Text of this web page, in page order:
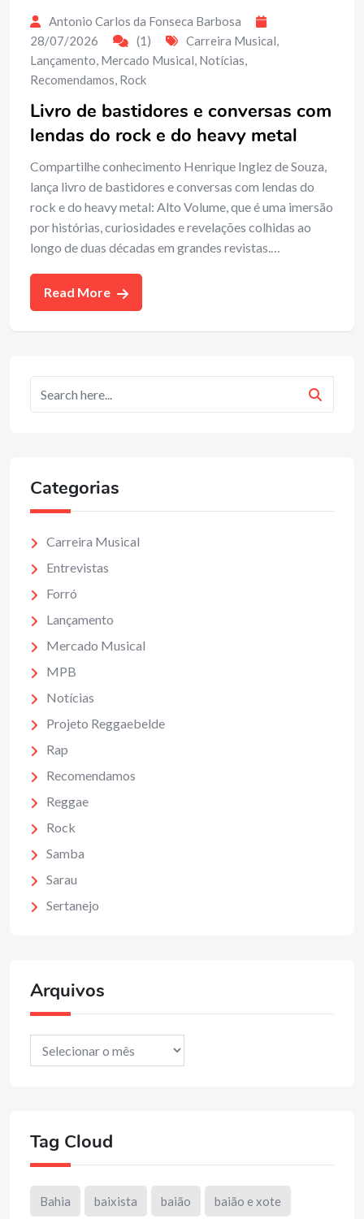
Antonio Carlos da Fonseca Barbosa
28/07/2026
(1) Carreira Musical,
Lançamento, Mercado Musical, Notícias,
Recomendamos, Rock
Livro de bastidores e conversas com
lendas do rock e do heavy metal
Compartilhe conhecimento Henrique Inglez de Souza,
lança livro de bastidores e conversas com lendas do
rock e do heavy metal: Alto Volume, que é uma imersão
por histórias, curiosidades e revelações colhidas ao
longo de duas décadas em grandes revistas.…
Read More
Categorias
Carreira Musical
Entrevistas
Forró
Lançamento
Mercado Musical
MPB
Notícias
Projeto Reggaebelde
Rap
Recomendamos
Reggae
Rock
Samba
Sarau
Sertanejo
Arquivos
Arquivos
Tag Cloud
Bahia baixista baião baião e xote